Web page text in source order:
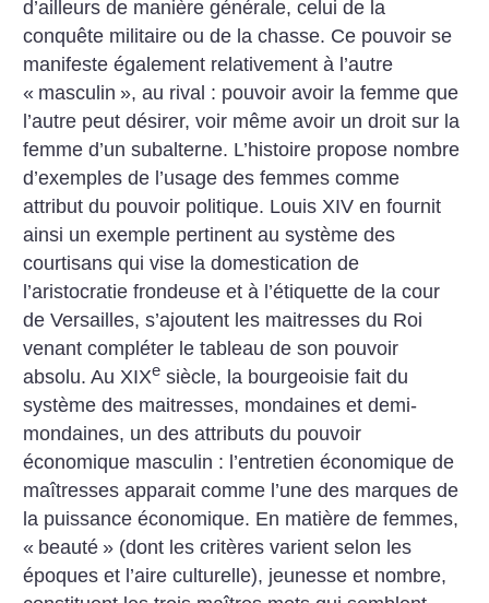
d’ailleurs de manière générale, celui de la
conquête militaire ou de la chasse. Ce pouvoir se
manifeste également relativement à l’autre
« masculin », au rival : pouvoir avoir la femme que
l’autre peut désirer, voir même avoir un droit sur la
femme d’un subalterne. L’histoire propose nombre
d’exemples de l’usage des femmes comme
attribut du pouvoir politique. Louis XIV en fournit
ainsi un exemple pertinent au système des
courtisans qui vise la domestication de
l’aristocratie frondeuse et à l’étiquette de la cour
de Versailles, s’ajoutent les maitresses du Roi
venant compléter le tableau de son pouvoir
absolu. Au XIXe siècle, la bourgeoisie fait du
système des maitresses, mondaines et demi-
mondaines, un des attributs du pouvoir
économique masculin : l’entretien économique de
maîtresses apparait comme l’une des marques de
la puissance économique. En matière de femmes,
« beauté » (dont les critères varient selon les
époques et l’aire culturelle), jeunesse et nombre,